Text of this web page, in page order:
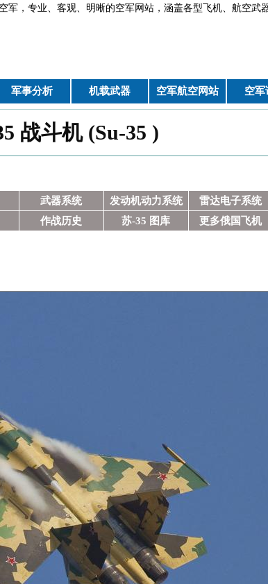
军，专业、客观、明晰的空军网站，涵盖各型飞机、
军事分析 机载武器 空军航空网站 空军
战斗机 (Su-35 )
武器系统 发动机动力系统 雷达电子系统
作战历史 苏-35 图库 更多俄国飞机